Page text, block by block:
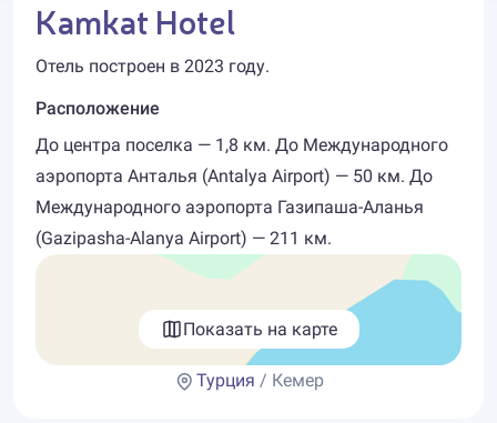
Kamkat Hotel
Отель построен в 2023 году.
Расположение
До центра поселка — 1,8 км. До Международного
аэропорта Анталья (Antalya Airport) — 50 км. До
Международного аэропорта Газипаша-Аланья
(Gazipasha-Alanya Airport) — 211 км.
Показать на карте
Турция / Кемер